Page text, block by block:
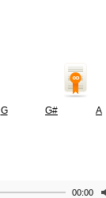
G G# A
00:00